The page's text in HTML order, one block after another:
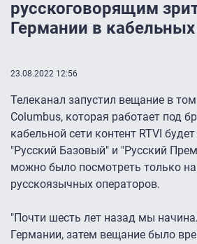
русскоговорящим
Германии в кабельных
23.08.2022 12:56
Телеканал запустил вещание в
Columbus, которая работает под
кабельной сети контент RTVI
"Русский Базовый" и "Русский
можно было посмотреть только
русскоязычных операторов.
"Почти шесть лет назад мы
Германии, затем вещание было